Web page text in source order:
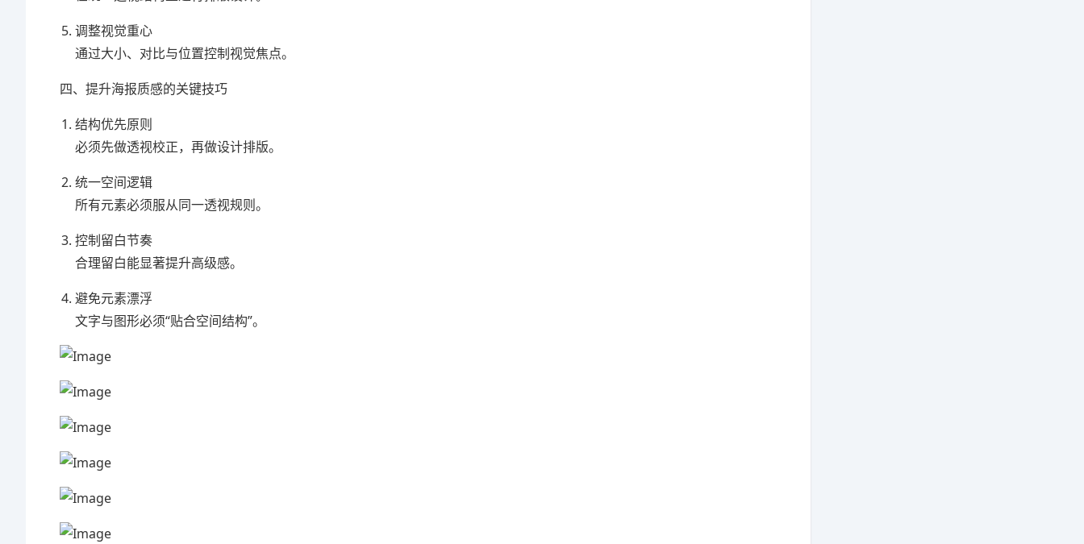
调整视觉重心
通过大小、对比与位置控制视觉焦点。
四、提升海报质感的关键技巧
结构优先原则
必须先做透视校正，再做设计排版。
统一空间逻辑
所有元素必须服从同一透视规则。
控制留白节奏
合理留白能显著提升高级感。
避免元素漂浮
文字与图形必须“贴合空间结构”。